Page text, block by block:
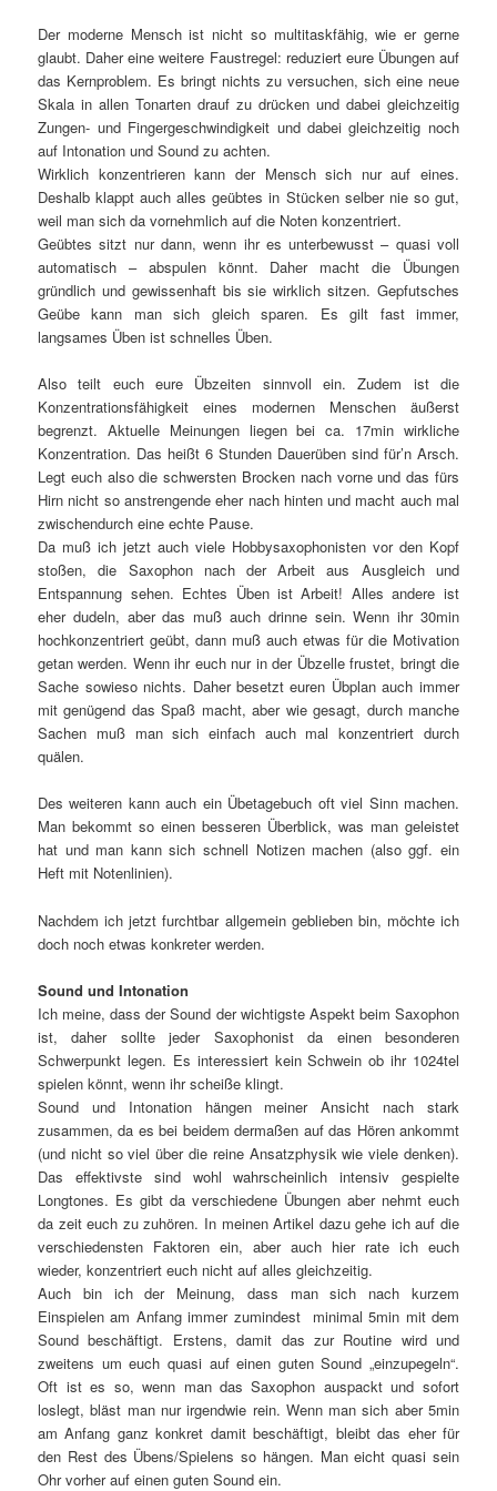
Der moderne Mensch ist nicht so multitaskfähig, wie er gerne
glaubt. Daher eine weitere Faustregel: reduziert eure Übungen auf
das Kernproblem. Es bringt nichts zu versuchen, sich eine neue
Skala in allen Tonarten drauf zu drücken und dabei gleichzeitig
Zungen- und Fingergeschwindigkeit und dabei gleichzeitig noch
auf Intonation und Sound zu achten.
Wirklich konzentrieren kann der Mensch sich nur auf eines.
Deshalb klappt auch alles geübtes in Stücken selber nie so gut,
weil man sich da vornehmlich auf die Noten konzentriert.
Geübtes sitzt nur dann, wenn ihr es unterbewusst – quasi voll
automatisch – abspulen könnt. Daher macht die Übungen
gründlich und gewissenhaft bis sie wirklich sitzen. Gepfutsches
Geübe kann man sich gleich sparen. Es gilt fast immer,
langsames Üben ist schnelles Üben.
Also teilt euch eure Übzeiten sinnvoll ein. Zudem ist die
Konzentrationsfähigkeit eines modernen Menschen äußerst
begrenzt. Aktuelle Meinungen liegen bei ca. 17min wirkliche
Konzentration. Das heißt 6 Stunden Dauerüben sind für’n Arsch.
Legt euch also die schwersten Brocken nach vorne und das fürs
Hirn nicht so anstrengende eher nach hinten und macht auch mal
zwischendurch eine echte Pause.
Da muß ich jetzt auch viele Hobbysaxophonisten vor den Kopf
stoßen, die Saxophon nach der Arbeit aus Ausgleich und
Entspannung sehen. Echtes Üben ist Arbeit! Alles andere ist
eher dudeln, aber das muß auch drinne sein. Wenn ihr 30min
hochkonzentriert geübt, dann muß auch etwas für die Motivation
getan werden. Wenn ihr euch nur in der Übzelle frustet, bringt die
Sache sowieso nichts. Daher besetzt euren Übplan auch immer
mit genügend das Spaß macht, aber wie gesagt, durch manche
Sachen muß man sich einfach auch mal konzentriert durch
quälen.
Des weiteren kann auch ein Übetagebuch oft viel Sinn machen.
Man bekommt so einen besseren Überblick, was man geleistet
hat und man kann sich schnell Notizen machen (also ggf. ein
Heft mit Notenlinien).
Nachdem ich jetzt furchtbar allgemein geblieben bin, möchte ich
doch noch etwas konkreter werden.
Sound und Intonation
Ich meine, dass der Sound der wichtigste Aspekt beim Saxophon
ist, daher sollte jeder Saxophonist da einen besonderen
Schwerpunkt legen. Es interessiert kein Schwein ob ihr 1024tel
spielen könnt, wenn ihr scheiße klingt.
Sound und Intonation hängen meiner Ansicht nach stark
zusammen, da es bei beidem dermaßen auf das Hören ankommt
(und nicht so viel über die reine Ansatzphysik wie viele denken).
Das effektivste sind wohl wahrscheinlich intensiv gespielte
Longtones. Es gibt da verschiedene Übungen aber nehmt euch
da zeit euch zu zuhören. In meinen Artikel dazu gehe ich auf die
verschiedensten Faktoren ein, aber auch hier rate ich euch
wieder, konzentriert euch nicht auf alles gleichzeitig.
Auch bin ich der Meinung, dass man sich nach kurzem
Einspielen am Anfang immer zumindest minimal 5min mit dem
Sound beschäftigt. Erstens, damit das zur Routine wird und
zweitens um euch quasi auf einen guten Sound „einzupegeln“.
Oft ist es so, wenn man das Saxophon auspackt und sofort
loslegt, bläst man nur irgendwie rein. Wenn man sich aber 5min
am Anfang ganz konkret damit beschäftigt, bleibt das eher für
den Rest des Übens/Spielens so hängen. Man eicht quasi sein
Ohr vorher auf einen guten Sound ein.